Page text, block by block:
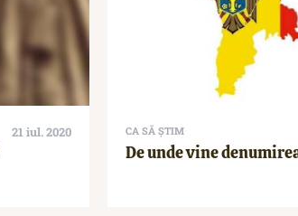
21 iul. 2020 CA SĂ ȘTIM
De unde vine